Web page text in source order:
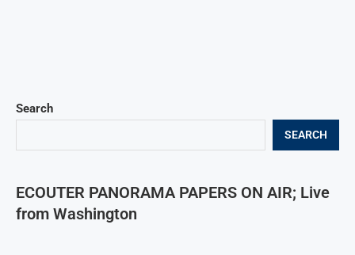
Search
SEARCH
ECOUTER PANORAMA PAPERS ON AIR; Live
from Washington